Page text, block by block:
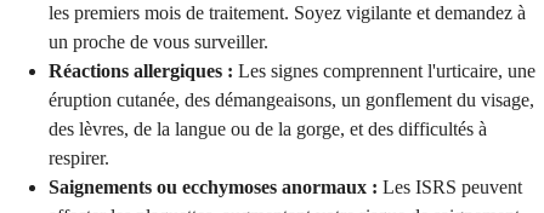
les premiers mois de traitement. Soyez vigilante et demandez à
un proche de vous surveiller.
Réactions allergiques : Les signes comprennent l'urticaire, une
éruption cutanée, des démangeaisons, un gonflement du visage,
des lèvres, de la langue ou de la gorge, et des difficultés à
respirer.
Saignements ou ecchymoses anormaux : Les ISRS peuvent